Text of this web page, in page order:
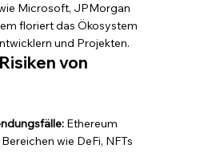
Microsoft, JPMorgan
floriert das Ökosystem
und Projekten.
von
Ethereum
wie DeFi, NFTs